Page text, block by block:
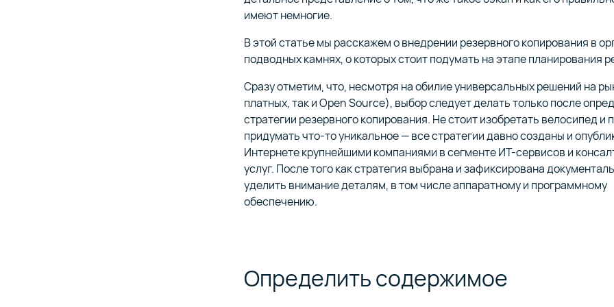
с гибким ценообразованием,
поддержкой FTP и S3 API
на инфраструктуре Selectel
в дата-центрах уровня Tier III
в облаке Selectel
Организация защиты от сетевых атак
и несанкционированного доступа
Перенос ваших проектов и
Инструменты для построения
аналитических систем и платформ
обработки данных
Продукты для разработки
приложений
Продукты Selectel для автоматизации
непрерывной интеграции и доставки
вашего бизнеса
Улучшаем наши продукты и услуги
вместе с вами
Выплачиваем до 15% от
оказанных услуг
Делимся ключевыми финансовыми
показателями
имеют немногие.
В этой статье мы расскажем о внедрении резервного копирования в
подводных камнях, о которых стоит подумать на этапе планирования
Сразу отметим, что, несмотря на обилие универсальных решений на
платных, так и Open Source), выбор следует делать только после
стратегии резервного копирования. Не стоит изобретать велосипед и
придумать что-то уникальное — все стратегии давно созданы и
Интернете крупнейшими компаниями в сегменте ИТ-сервисов и
услуг. После того как стратегия выбрана и зафиксирована
уделить внимание деталям, в том числе аппаратному и программному
обеспечению.
Определить содержимое